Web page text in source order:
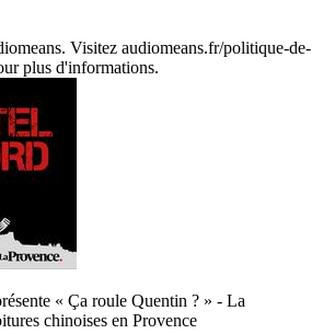
Visitez audiomeans.fr/politique-de-
plus d'informations.
« Ça roule Quentin ? » - La
chinoises en Provence